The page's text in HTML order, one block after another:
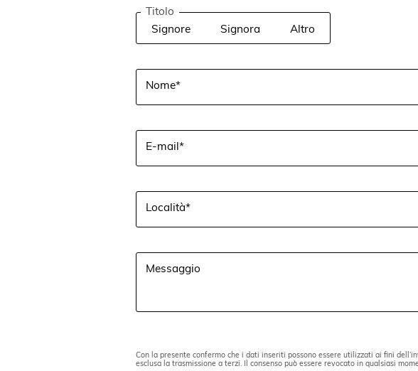
Titolo
Signore
Signora Altro
Nome*
E-mail*
Località*
Messaggio
Con la presente confermo che i dati inseriti possono essere utilizzati ai fini
esclusa la trasmissione a terzi. Il consenso può essere revocato in qualsiasi